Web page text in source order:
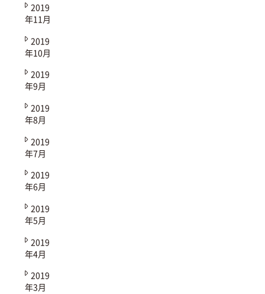
2019
年11月
2019
年10月
2019
年9月
2019
年8月
2019
年7月
2019
年6月
2019
年5月
2019
年4月
2019
年3月